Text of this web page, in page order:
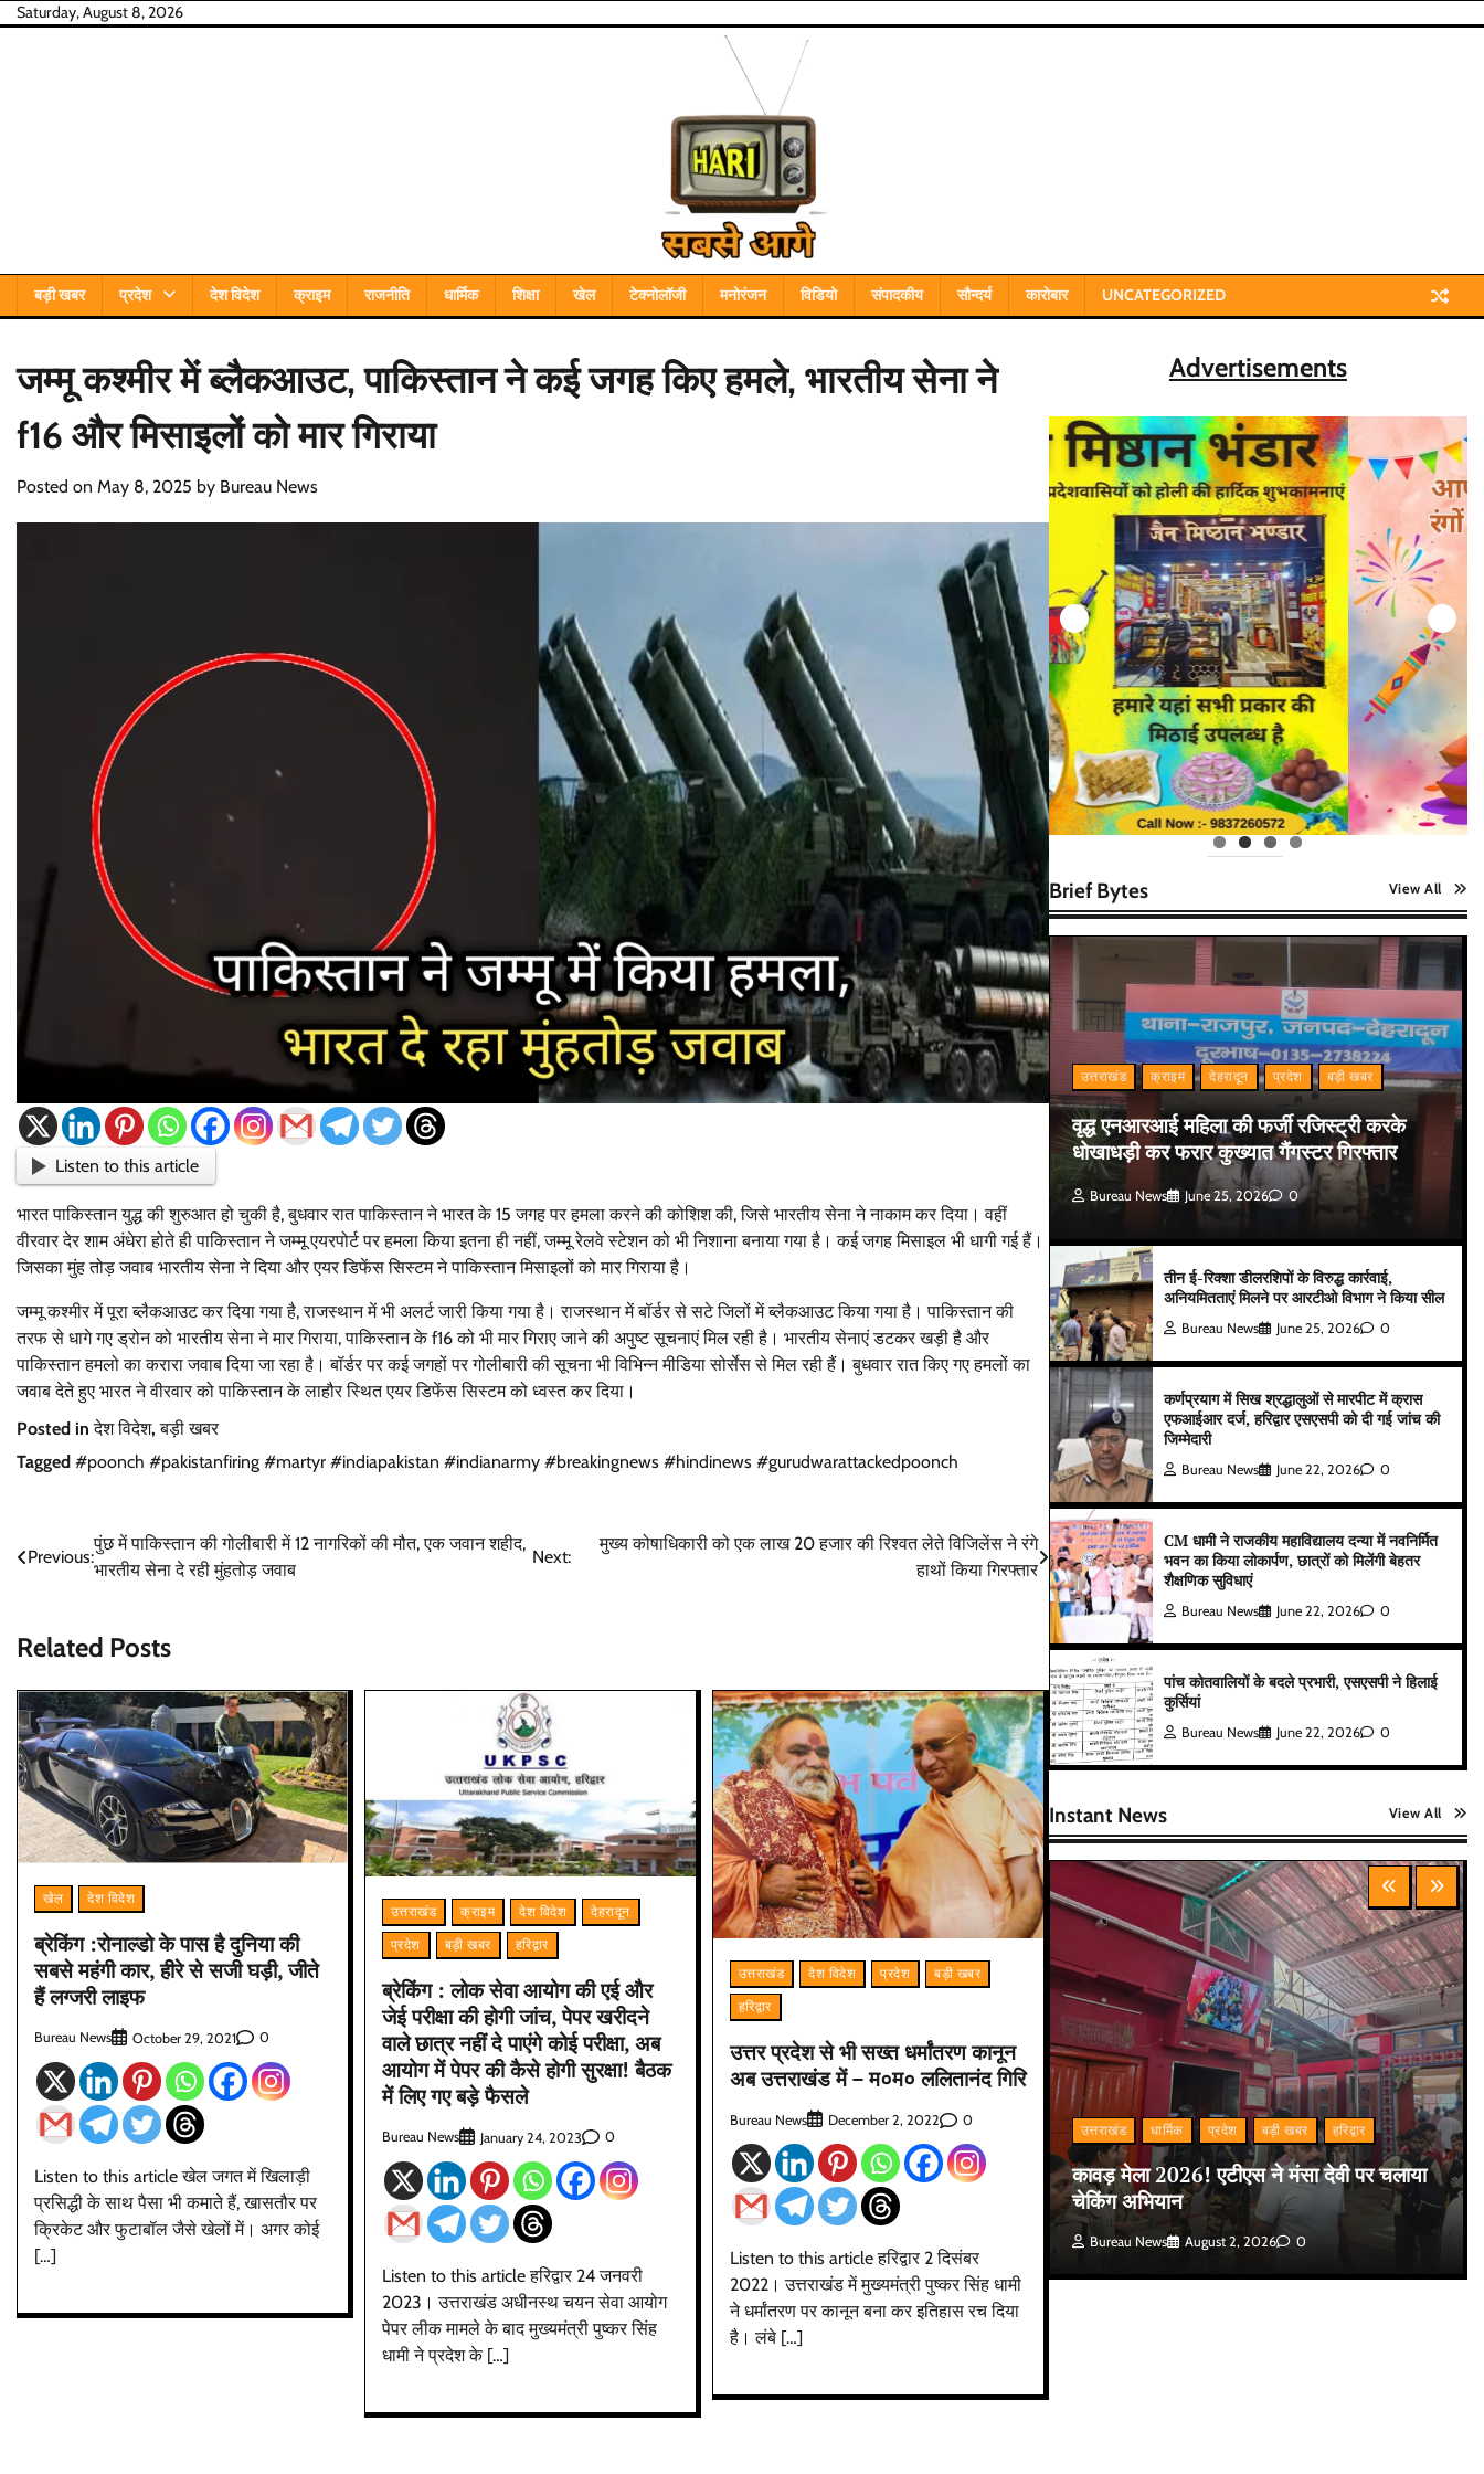
SkipSaturday, August 8, 2026
बड़ी खबर प्रदेश देश विदेश क्राइम राजनीति धार्मिक शिक्षा खेल टेक्नोलॉजी मनोरंजन विडियो संपादकीय सौन्दर्य कारोबार UNCATEGORIZED
जम्मू कश्मीर में ब्लैकआउट, पाकिस्तान ने कई जगह किए हमले, भारतीय सेना ने
f16 और मिसाइलों को मार गिराया
Posted on May 8, 2025 by Bureau News
Listen to this article
भारत पाकिस्तान युद्ध की शुरुआत हो चुकी है, बुधवार रात पाकिस्तान ने भारत के 15 जगह पर हमला करने की कोशिश की, जिसे भारतीय सेना ने नाकाम कर दिया। वहीं
वीरवार देर शाम अंधेरा होते ही पाकिस्तान ने जम्मू एयरपोर्ट पर हमला किया इतना ही नहीं, जम्मू रेलवे स्टेशन को भी निशाना बनाया गया है। कई जगह मिसाइल भी धागी गई हैं।
जिसका मुंह तोड़ जवाब भारतीय सेना ने दिया और एयर डिफेंस सिस्टम ने पाकिस्तान मिसाइलों को मार गिराया है।
जम्मू कश्मीर में पूरा ब्लैकआउट कर दिया गया है, राजस्थान में भी अलर्ट जारी किया गया है। राजस्थान में बॉर्डर से सटे जिलों में ब्लैकआउट किया गया है। पाकिस्तान की
तरफ से धागे गए ड्रोन को भारतीय सेना ने मार गिराया, पाकिस्तान के f16 को भी मार गिराए जाने की अपुष्ट सूचनाएं मिल रही है। भारतीय सेनाएं डटकर खड़ी है और
पाकिस्तान हमलो का करारा जवाब दिया जा रहा है। बॉर्डर पर कई जगहों पर गोलीबारी की सूचना भी विभिन्न मीडिया सोर्सेस से मिल रही हैं। बुधवार रात किए गए हमलों का
जवाब देते हुए भारत ने वीरवार को पाकिस्तान के लाहौर स्थित एयर डिफेंस सिस्टम को ध्वस्त कर दिया।
Posted inदेश विदेश,बड़ी खबर
Tagged #poonch #pakistanfiring #martyr #indiapakistan #indianarmy #breakingnews #hindinews #gurudwarattackedpoonch
Post
Previous:
पुंछ में पाकिस्तान की गोलीबारी में 12 नागरिकों की मौत, एक जवान शहीद,
भारतीय सेना दे रही मुंहतोड़ जवाब
Next:
मुख्य कोषाधिकारी को एक लाख 20 हजार की रिश्वत लेते विजिलेंस ने रंगे
हाथों किया गिरफ्तार
Related Posts
खेल देश विदेश
ब्रेकिंग :रोनाल्डो के पास है दुनिया की
सबसे महंगी कार, हीरे से सजी घड़ी, जीते
हैं लग्जरी लाइफ
Bureau News October 29, 2021 0
Listen to this article खेल जगत में खिलाड़ी
प्रसिद्धी के साथ पैसा भी कमाते हैं, खासतौर पर
क्रिकेट और फुटाबॉल जैसे खेलों में। अगर कोई
[…]
उत्तराखंड क्राइम देश विदेश
देहरादून
प्रदेश
बड़ी खबर हरिद्वार
ब्रेकिंग : लोक सेवा आयोग की एई और
जेई परीक्षा की होगी जांच, पेपर खरीदने
वाले छात्र नहीं दे पाएंगे कोई परीक्षा, अब
आयोग में पेपर की कैसे होगी सुरक्षा! बैठक
में लिए गए बड़े फैसले
Bureau News January 24, 2023 0
Listen to this article हरिद्वार 24 जनवरी
2023। उत्तराखंड अधीनस्थ चयन सेवा आयोग
पेपर लीक मामले के बाद मुख्यमंत्री पुष्कर सिंह
धामी ने प्रदेश के […]
उत्तराखंड देश विदेश प्रदेश
बड़ी खबर
हरिद्वार
उत्तर प्रदेश से भी सख्त धर्मांतरण कानून
अब उत्तराखंड में – म०म० ललितानंद गिरि
Bureau News December 2, 2022 0
Listen to this article हरिद्वार 2 दिसंबर
2022। उत्तराखंड में मुख्यमंत्री पुष्कर सिंह धामी
ने धर्मांतरण पर कानून बना कर इतिहास रच दिया
है। लंबे […]
Advertisements
Brief Bytes View All
उत्तराखंड क्राइम देहरादून प्रदेश बड़ी खबर
वृद्ध एनआरआई महिला की फर्जी रजिस्ट्री करके
धोखाधड़ी कर फरार कुख्यात गैंगस्टर गिरफ्तार
Bureau News June 25, 2026 0
तीन ई-रिक्शा डीलरशिपों के विरुद्ध कार्रवाई,
अनियमितताएं मिलने पर आरटीओ विभाग ने किया सील
Bureau News June 25, 2026 0
कर्णप्रयाग में सिख श्रद्धालुओं से मारपीट में क्रास
एफआईआर दर्ज, हरिद्वार एसएसपी को दी गई जांच की
जिम्मेदारी
Bureau News June 22, 2026 0
CM धामी ने राजकीय महाविद्यालय दन्या में नवनिर्मित
भवन का किया लोकार्पण, छात्रों को मिलेंगी बेहतर
शैक्षणिक सुविधाएं
Bureau News June 22, 2026 0
पांच कोतवालियों के बदले प्रभारी, एसएसपी ने हिलाई
कुर्सियां
Bureau News June 22, 2026 0
Instant News View All
देहरादून प्रदेश बड़ी खबर
बेटे की गेमिंग लत से परिवार बदहाल, मां ने लगाई
आर्थिक मदद की गुहार
उत्तराखंड धार्मिक प्रदेश बड़ी खबर हरिद्वार
कावड़ मेला 2026! एटीएस ने मंसा देवी पर चलाया
चेकिंग अभियान
Bureau News August 2, 2026 0